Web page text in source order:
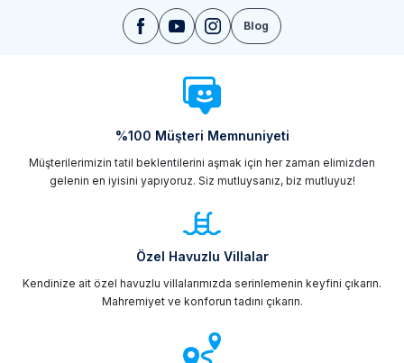
Blog
%100 Müşteri Memnuniyeti
Müşterilerimizin tatil beklentilerini aşmak için her zaman elimizden
gelenin en iyisini yapıyoruz. Siz mutluysanız, biz mutluyuz!
Özel Havuzlu Villalar
Kendinize ait özel havuzlu villalarımızda serinlemenin keyfini çıkarın.
Mahremiyet ve konforun tadını çıkarın.